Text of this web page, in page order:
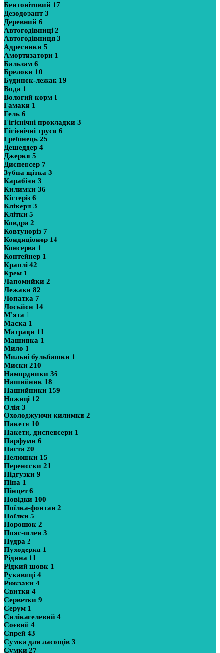
Бентонітовий 17
Дезодорант3
Деревний 6
Автогодівниці 2
Автогодівниця 3
Адресники 5
Амортизатори 1
Бальзам 6
Брелоки 10
Будинок-лежак 19
Вода 1
Вологий корм 1
Гамаки 1
Гель 6
Гігієнічні прокладки 3
Гігієнічні труси 6
Гребінець 25
Дешеддер 4
Джерки 5
Диспенсер 7
Зубна щітка 3
Карабіни 3
Килимки 36
Кігтеріз 6
Клікери 3
Клітки 5
Ковдра 2
Ковтуноріз 7
Кондиціонер 14
Консерва 1
Контейнер 1
Краплі 42
Крем 1
Лапомийки 2
Лежаки 82
Лопатка 7
Лосьйон 14
М'ята 1
Маска 1
Матраци 11
Машинка 1
Мило 1
Мильні бульбашки 1
Миски 210
Намордники 36
Нашийник 18
Нашийники 159
Ножиці 12
Олія 3
Охолоджуючи килимки 2
Пакети 10
Пакети, диспенсери 1
Парфуми 6
Паста 20
Пелюшки 15
Переноски 21
Підгузки 9
Піна 1
Пінцет6
Повідки 100
Поїлка-фонтан 2
Поїлки 5
Порошок 2
Пояс-шлея 3
Пудра 2
Пуходерка 1
Рідина 11
Рідкий шовк 1
Рукавиці 4
Рюкзаки 4
Свитки 4
Серветки 9
Серум 1
Силікагелевий 4
Соєвий 4
Спрей 43
Сумка для ласощів 3
Сумки 27